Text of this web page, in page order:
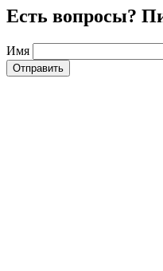
Есть вопросы?
Имя